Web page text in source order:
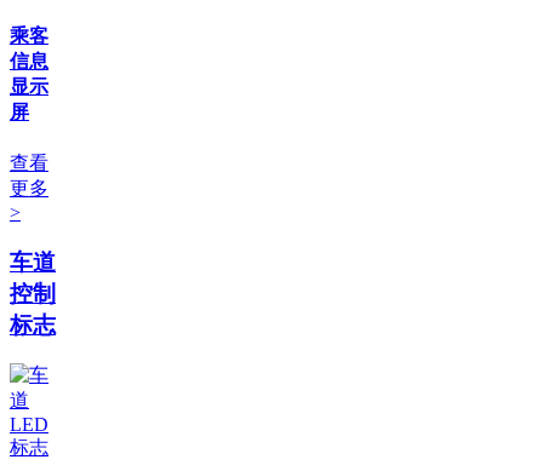
乘客
信息
显示
屏
查看
更多
>
车道
控制
标志